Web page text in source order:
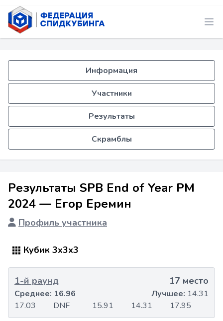
Информация
Участники
Результаты
Скрамблы
Результаты SPB End of Year PM
2024 — Егор Еремин
Профиль участника
Кубик 3x3x3
1-й раунд 17 место
17.03 DNF 15.91 14.31 17.95
Среднее: 16.96 Лучшее: 14.31